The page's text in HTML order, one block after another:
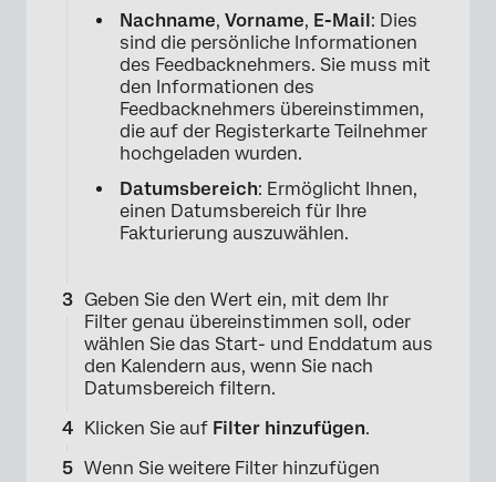
Nachname, Vorname, E-Mail: Dies
sind die persönliche Informationen
des Feedbacknehmers. Sie muss mit
den Informationen des
Feedbacknehmers übereinstimmen,
die auf der Registerkarte Teilnehmer
hochgeladen wurden.
Datumsbereich: Ermöglicht Ihnen,
einen Datumsbereich für Ihre
Fakturierung auszuwählen.
Geben Sie den Wert ein, mit dem Ihr
Filter genau übereinstimmen soll, oder
wählen Sie das Start- und Enddatum aus
den Kalendern aus, wenn Sie nach
Datumsbereich filtern.
Klicken Sie auf Filter hinzufügen.
Wenn Sie weitere Filter hinzufügen